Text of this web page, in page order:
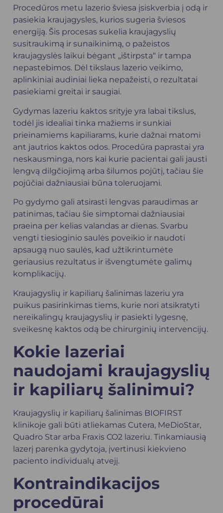
Procedūros metu lazerio šviesa įsiskverbia į odą ir
pasiekia kraujagysles, kurios sugeria šviesos
energiją. Šis procesas sukelia kraujagyslių
susitraukimą ir sunaikinimą, o pažeistos
kraujagyslės laikui bėgant „ištirpsta“ ir tampa
nepastebimos. Dėl tikslaus lazerio veikimo,
aplinkiniai audiniai lieka nepažeisti, o rezultatai
pasiekiami greitai ir saugiai.
Gydymas lazeriu kaktos srityje yra labai tikslus,
todėl jis idealiai tinka mažiems ir sunkiai
prieinamiems kapiliarams, kurie dažnai matomi
ant jautrios kaktos odos. Procedūra paprastai yra
neskausminga, nors kai kurie pacientai gali jausti
lengvą dilgčiojimą arba šilumos pojūtį, tačiau šie
pojūčiai dažniausiai būna toleruojami.
Po gydymo gali atsirasti lengvas paraudimas ar
patinimas, tačiau šie simptomai dažniausiai
praeina per kelias valandas ar dienas. Svarbu
vengti tiesioginio saulės poveikio ir naudoti
apsaugą nuo saulės, kad užtikrintumėte
geriausius rezultatus ir išvengtumėte galimų
komplikacijų.
Kraujagyslių ir kapiliarų šalinimas lazeriu yra
puikus pasirinkimas tiems, kurie nori atsikratyti
nereikalingų kraujagyslių ir pasiekti lygesnę,
sveikesnę kaktos odą be chirurginių intervencijų.
Kokie lazeriai
naudojami kraujagyslių
ir kapiliarų šalinimui?
Kraujagyslių ir kapiliarų šalinimas BIOFIRST
klinikoje gali būti atliekamas Cutera, MeDioStar,
Quadro Star arba Fraxis CO2 lazeriu. Tinkamiausią
lazerį parenka gydytoja, įvertinusi kiekvieno
paciento individualų atvejį.
Kontraindikacijos
procedūrai